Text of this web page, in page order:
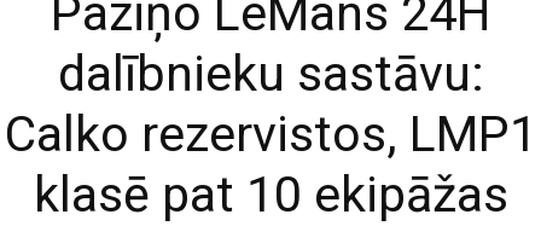
Paziņo LeMans 24H
dalībnieku sastāvu:
Calko rezervistos, LMP1
klasē pat 10 ekipāžas